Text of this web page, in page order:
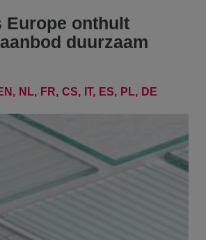
Europe onthult
duurzaam
NL FR CS IT ES PL DE